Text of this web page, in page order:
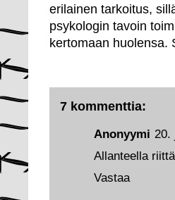
erilainen tarkoitus,
psykologin tavoin
kertomaan huolensa.
7 kommenttia:
Anonyymi 20.
Allanteella
Vastaa